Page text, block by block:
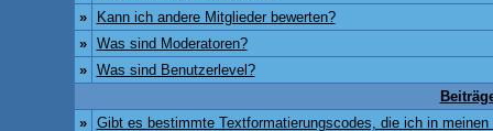
»
Kann ich andere Mitglieder bewerten?
»
Was sind Moderatoren?
»
Was sind Benutzerlevel?
»
Gibt es bestimmte Textformatierungscodes, die ich in